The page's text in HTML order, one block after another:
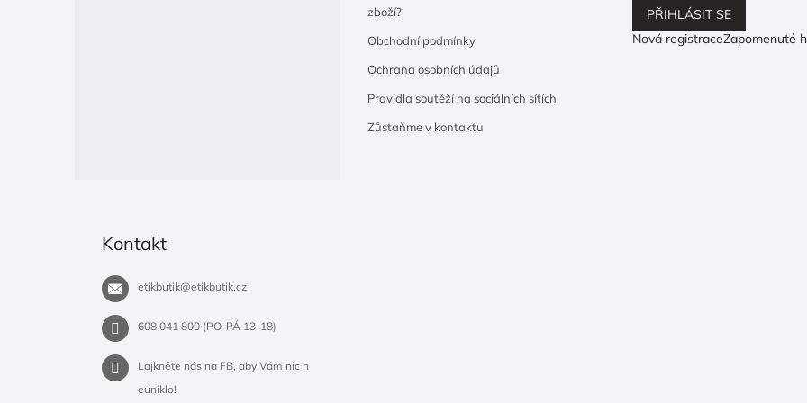
zboží?
Obchodní podmínky
Ochrana osobních údajů
Pravidla soutěží na sociálních sítích
Zůstaňme v kontaktu
PŘIHLÁSIT SE
Nová registraceZapomenuté
Kontakt
etikbutik@etikbutik.cz
608 041 800 (PO-PÁ 13-18)
Lajkněte nás na FB, aby Vám nic n
euniklo!